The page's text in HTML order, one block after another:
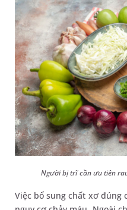
Người bị trĩ cần ưu tiên
Việc bổ sung chất xơ đúng